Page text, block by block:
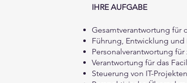
IHRE AUFGABE
Gesamtverantwortung für
Führung, Entwicklung
Personalverantwortung
Verantwortung für das
Steuerung von IT-